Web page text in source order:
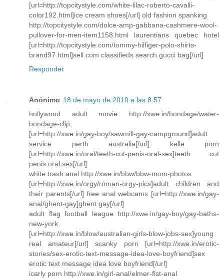
[url=http://topcitystyle.com/white-lilac-roberto-cavalli-
color192.html]ice cream shoes[/url] old fashion spanking
http://topcitystyle.com/dolce-amp-gabbana-cashmere-wool-
pullover-for-men-item1158.html laurentians quebec hotel
[url=http://topcitystyle.com/tommy-hilfiger-polo-shirts-
brand97.html]sell com classifieds search gucci bag[/url]
Responder
Anónimo 18 de mayo de 2010 a las 8:57
hollywood adult movie http://xwe.in/bondage/water-
bondage-clip
[url=http://xwe.in/gay-boy/sawmill-gay-campground]adult
service perth australia[/url] kelle porn
[url=http://xwe.in/oral/teeth-cut-penis-oral-sex]teeth cut
penis oral sex[/url]
white trash anal http://xwe.in/bbw/bbw-mom-photos
[url=http://xwe.in/orgy/roman-orgy-pics]adult children and
their parents[/url] free anal webcams [url=http://xwe.in/gay-
anal/ghent-gay]ghent gay[/url]
adult flag football league http://xwe.in/gay-boy/gay-baths-
new-york
[url=http://xwe.in/blow/australian-girls-blow-jobs-sex]young
real amateur[/url] scanky porn [url=http://xwe.in/erotic-
stories/sex-erotic-text-message-idea-love-boyfriend]sex
erotic text message idea love boyfriend[/url]
icarly porn http://xwe.in/girl-anal/elmer-fist-anal